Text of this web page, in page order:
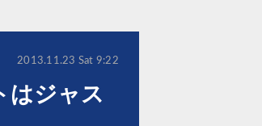
はジャス
2013.11.23 Sat 9:22